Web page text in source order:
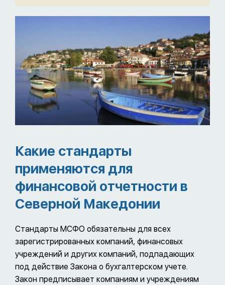
Какие стандарты
применяются для
финансовой отчетности в
Северной Македонии
Стандарты МСФО обязательны для всех
зарегистрированных компаний, финансовых
учреждений и других компаний, подпадающих
под действие Закона о бухгалтерском учете.
Закон предписывает компаниям и учреждениям